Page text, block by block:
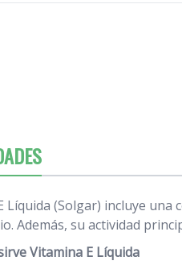
Líquida (Solgar) incluye
Además, su actividad
Vitamina E Líquida